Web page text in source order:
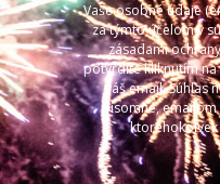
Vaše osobné údaje
za týmto účelom v
zásadami
potvrdíte kliknutím
váš email. Súhlas
písomne,